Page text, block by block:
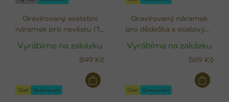
Gravírovaný svatební
náramek pro nevěstu (12
Vyrábíme na zakázku
849 Kč
Gravírovaný náramek
pro dědečka s ocelovým
Vyrábíme na zakázku
569 Kč
Ocel Gravírování Ocel Gravírování